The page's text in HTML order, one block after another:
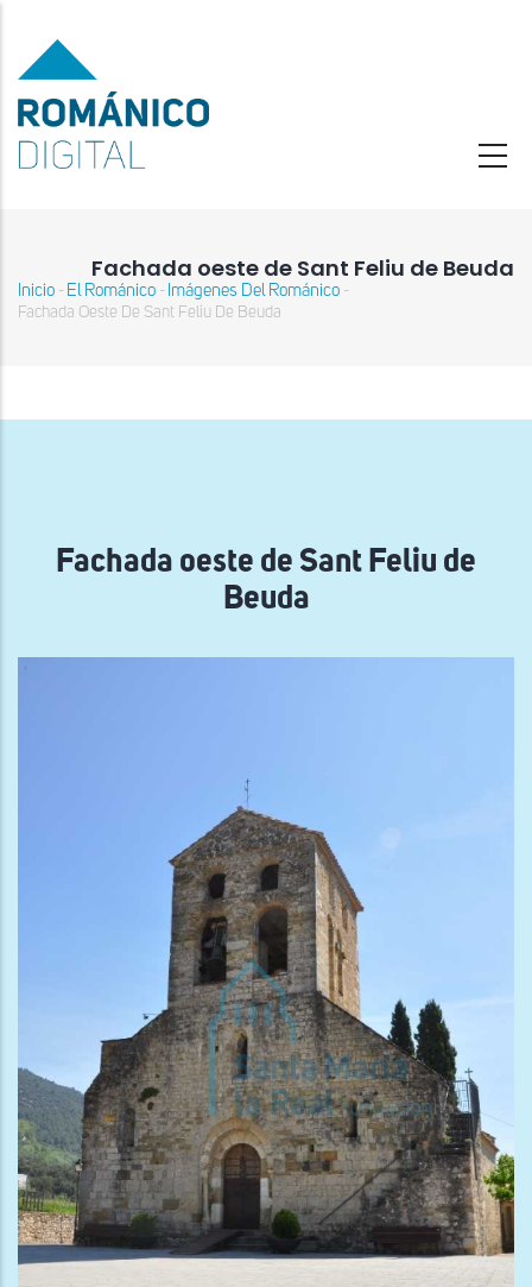
contenido
principal
Fachada oeste de Sant Feliu de Beuda
Sobrescribir
ayuda
Inicio - El Románico - Imágenes Del Románico -
Fachada Oeste De Sant Feliu De Beuda
Fachada oeste de Sant Feliu de
Beuda